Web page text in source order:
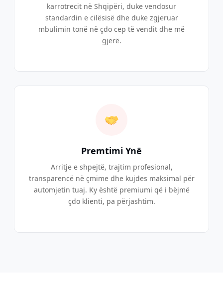
karrotrecit në Shqipëri, duke vendosur
standardin e cilësisë dhe duke zgjeruar
mbulimin tonë në çdo cep të vendit dhe më
gjerë.
Premtimi Ynë
Arritje e shpejtë, trajtim profesional,
transparencë në çmime dhe kujdes maksimal për
automjetin tuaj. Ky është premiumi që i bëjmë
çdo klienti, pa përjashtim.